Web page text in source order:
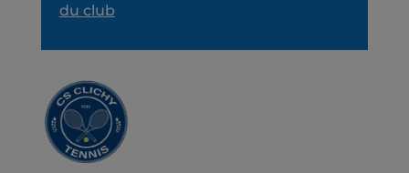
du club